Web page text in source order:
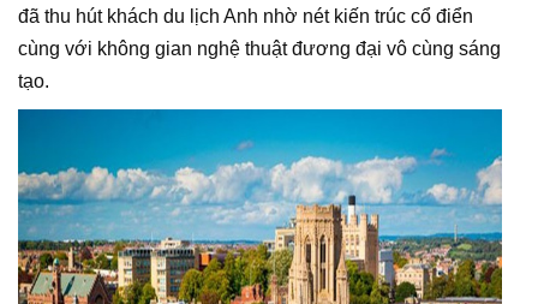
đã thu hút khách du lịch Anh nhờ nét kiến trúc cổ điển
cùng với không gian nghệ thuật đương đại vô cùng sáng
tạo.